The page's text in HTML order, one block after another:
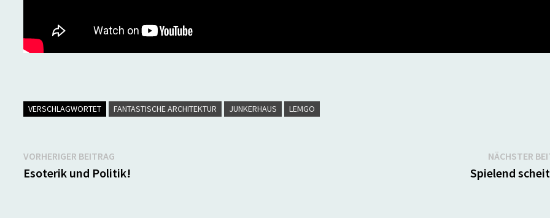
VERSCHLAGWORTET FANTASTISCHE ARCHITEKTUR JUNKERHAUS LEMGO
Beitragsnavigation
VORHERIGER BEITRAG
Beitrag:
Esoterik und Politik!
NÄCHSTER
Spielend